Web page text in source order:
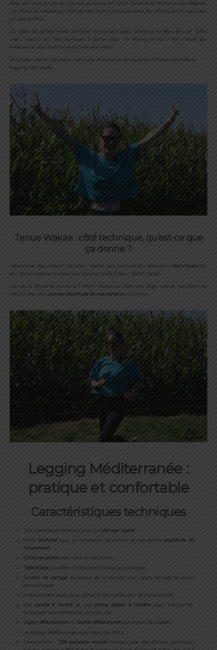
Avec son style ample et crop top, je trouve le T shirt Océane de Wakae assez original .
J’ai choisi ce modèle qui change des styles classiques près du corps que l’on peut voir
un peu partout.
Ce choix est validé même pendant la course à pied. Certes je ne ferai pas un 100m
avec, mais il est très agréable à porter pour un footing lorsqu’il fait chaud par
exemple ou pour tout autre activité plus relax.
Sa couleur bleue, classique mais vive, illumine la tenue lorsqu’elle est associée au
legging plus sobre.
Tenue Wakae : côté technique, qu’est-ce que
ça donne ?
Même avec des produits recyclés, Wakae sait produire des vêtementstechniques car
le T Shirt Océane ne pèse que 100g en taille S (pour 1m65, 52kg).
Lors de la phase de course le T shirt, malgré son côté très large, sait se maintenir en
offrant une très grande amplitude de mouvements du corps !
Legging Méditerranée :
pratique et confortable
Caractéristiques techniques
Tissu technique respirant pour un séchage rapide
Forte élasticitépour un maximum de confort et une bonne amplitude de
mouvement
Coutures plates pour plus de résistance
Taille hautepour être à l’aise dans toutes les pratiques
Cordon de serrageau niveau de la ceinture pour régler la taille de façon
personnalisée
Suffisamment épais pour gainer la silhouette sans être trop chaud
Une poche à l’avant et une poche zippée à l’arrièrepour transporter
facilement votre téléphone, vos clés, etc.
Logos réfléchissants et bande réfléchissantepour plus de visibilité
Le legging Méditerranée pèse moins de 280 g
Composition : 75% polyester recycléfabriqué avec des déchets plastiques